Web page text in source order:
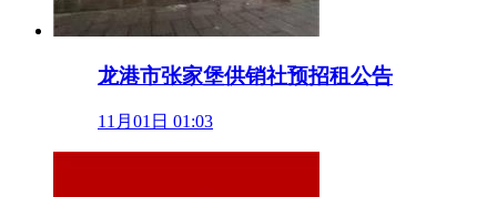
龙港市张家堡供销社预招租公告
11月01日 01:03